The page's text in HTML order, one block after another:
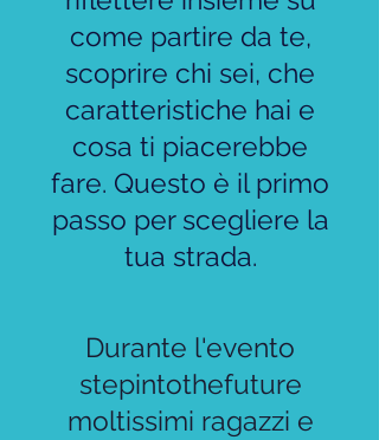
come partire da te,
scoprire chi sei, che
caratteristiche hai e
cosa ti piacerebbe
fare. Questo è il primo
passo per scegliere la
tua strada.
Durante l'evento
stepintothefuture
moltissimi ragazzi e